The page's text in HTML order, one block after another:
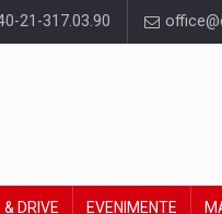
21-317.03.90
& DRIVE EVENIMENTE